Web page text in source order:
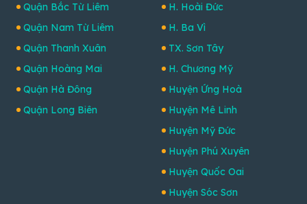
Quận Bắc Từ Liêm
Quận Nam Từ Liêm
Quận Thanh Xuân
Quận Hoàng Mai
Quận Hà Đông
Quận Long Biên
H. Hoài Đức
H. Ba Vì
TX. Sơn Tây
H. Chương Mỹ
Huyện Ứng Hoà
Huyện Mê Linh
Huyện Mỹ Đức
Huyện Phú Xuyên
Huyện Quốc Oai
Huyện Sóc Sơn